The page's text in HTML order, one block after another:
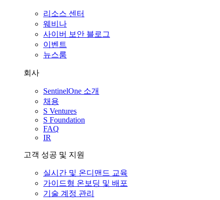
리소스 센터
웨비나
사이버 보안 블로그
이벤트
뉴스룸
회사
SentinelOne 소개
채용
S Ventures
S Foundation
FAQ
IR
고객 성공 및 지원
실시간 및 온디맨드 교육
가이드형 온보딩 및 배포
기술 계정 관리